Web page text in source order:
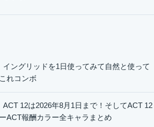
イングリッドを1日使ってみて自然と使って
れコンボ
ACT 12は2026年8月1日まで！そしてACT 12
ACT報酬カラー全キャラまとめ